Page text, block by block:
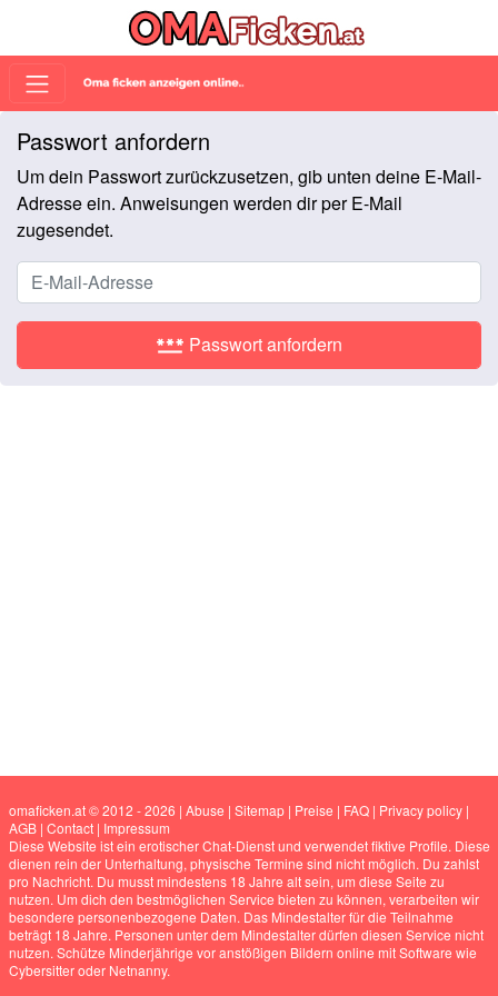
Passwort anfordern
Um dein Passwort zurückzusetzen, gib unten deine E-Mail-
Adresse ein. Anweisungen werden dir per E-Mail
zugesendet.
password Passwort anfordern
omaficken.at © 2012 - 2026 | Abuse | Sitemap| Preise | FAQ| Privacy policy|
AGB| Contact| Impressum
Diese Website ist ein erotischer Chat-Dienst und verwendet fiktive Profile. Diese
dienen rein der Unterhaltung, physische Termine sind nicht möglich. Du zahlst
pro Nachricht. Du musst mindestens 18 Jahre alt sein, um diese Seite zu
nutzen. Um dich den bestmöglichen Service bieten zu können, verarbeiten wir
besondere personenbezogene Daten. Das Mindestalter für die Teilnahme
beträgt 18 Jahre. Personen unter dem Mindestalter dürfen diesen Service nicht
nutzen. Schütze Minderjährige vor anstößigen Bildern online mit Software wie
Cybersitter oder Netnanny.